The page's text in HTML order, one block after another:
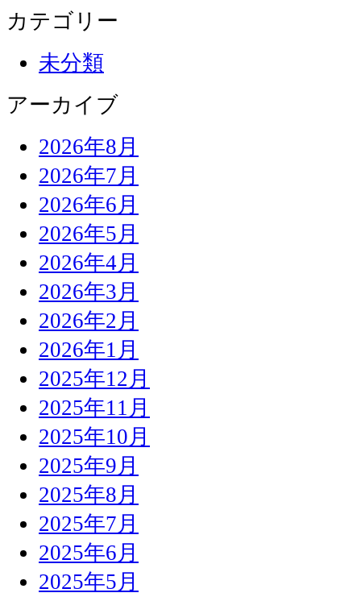
カテゴリー
未分類
アーカイブ
2026年8月
2026年7月
2026年6月
2026年5月
2026年4月
2026年3月
2026年2月
2026年1月
2025年12月
2025年11月
2025年10月
2025年9月
2025年8月
2025年7月
2025年6月
2025年5月